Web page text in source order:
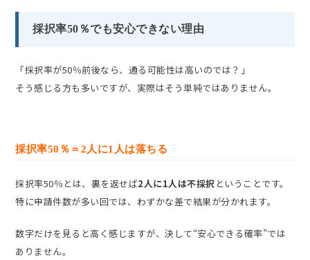
採択率50％でも安心できない理由
「採択率が50％前後なら、通る可能性は高いのでは？」
そう感じる方も多いですが、実際はそう単純ではありません。
採択率50％＝2人に1人は落ちる
採択率50％とは、裏を返せば2人に1人は不採択 ということです。
特に申請件数が多い回では、わずかな差で結果が分かれます。
数字だけを見ると高く感じますが、決して“安心できる確率”では
ありません。